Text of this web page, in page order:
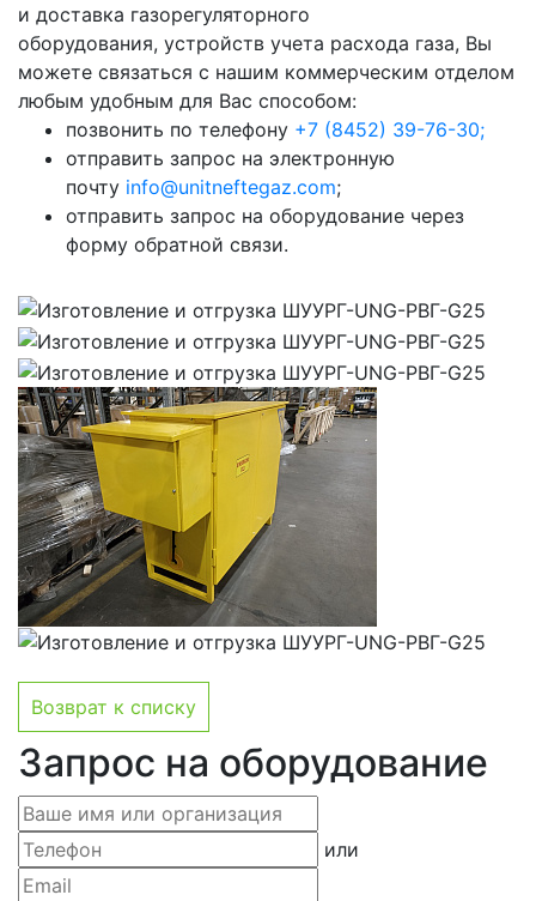
и доставка газорегуляторного
оборудования, устройств учета расхода газа, Вы
можете связаться с нашим коммерческим отделом
любым удобным для Вас способом:
позвонить по телефону +7 (8452) 39-76-30;
отправить запрос на электронную
почту info@unitneftegaz.com;
отправить запрос на оборудование через
форму обратной связи.
Возврат к списку
Запрос на оборудование
или